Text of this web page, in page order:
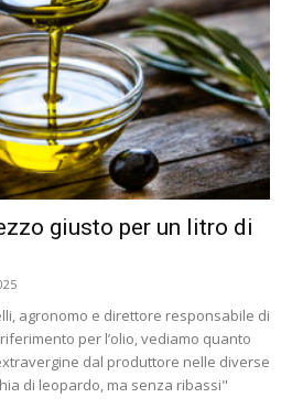
giusto per un litro di
agronomo e direttore responsabile di
per l’olio, vediamo quanto
dal produttore nelle diverse
di leopardo, ma senza ribassi"